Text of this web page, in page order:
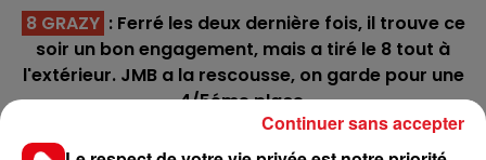
8 GRAZY : Ferré les deux dernière fois, il trouve ce
soir un bon engagement, mais a tiré le 8 tout à
l'extérieur. JMB a la rescousse, on garde pour une
4/5éme place.
7 GAMIN D'ALJY
: 3éme de Grand Sourire, en 1'11"6, il
Continuer sans accepter